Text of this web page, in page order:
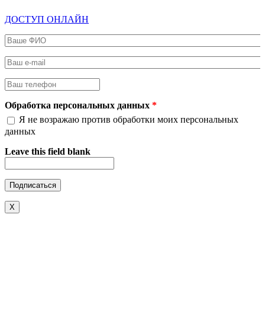
ДОСТУП ОНЛАЙН
Ваше ФИО
Ваш e-mail
Ваш телефон
Обработка персональных данных *
Я не возражаю против обработки моих персональных
данных
Leave this field blank
X